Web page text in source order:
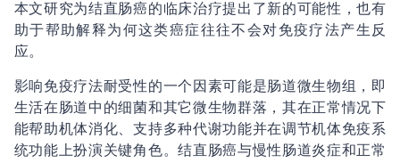
本文研究为结直肠癌的临床治疗提出了新的可能性，也有
助于帮助解释为何这类癌症往往不会对免疫疗法产生反
应。
影响免疫疗法耐受性的一个因素可能是肠道微生物组，即
生活在肠道中的细菌和其它微生物群落，其在正常情况下
能帮助机体消化、支持多种代谢功能并在调节机体免疫系
统功能上扮演关键角色。结直肠癌与慢性肠道炎症和正常